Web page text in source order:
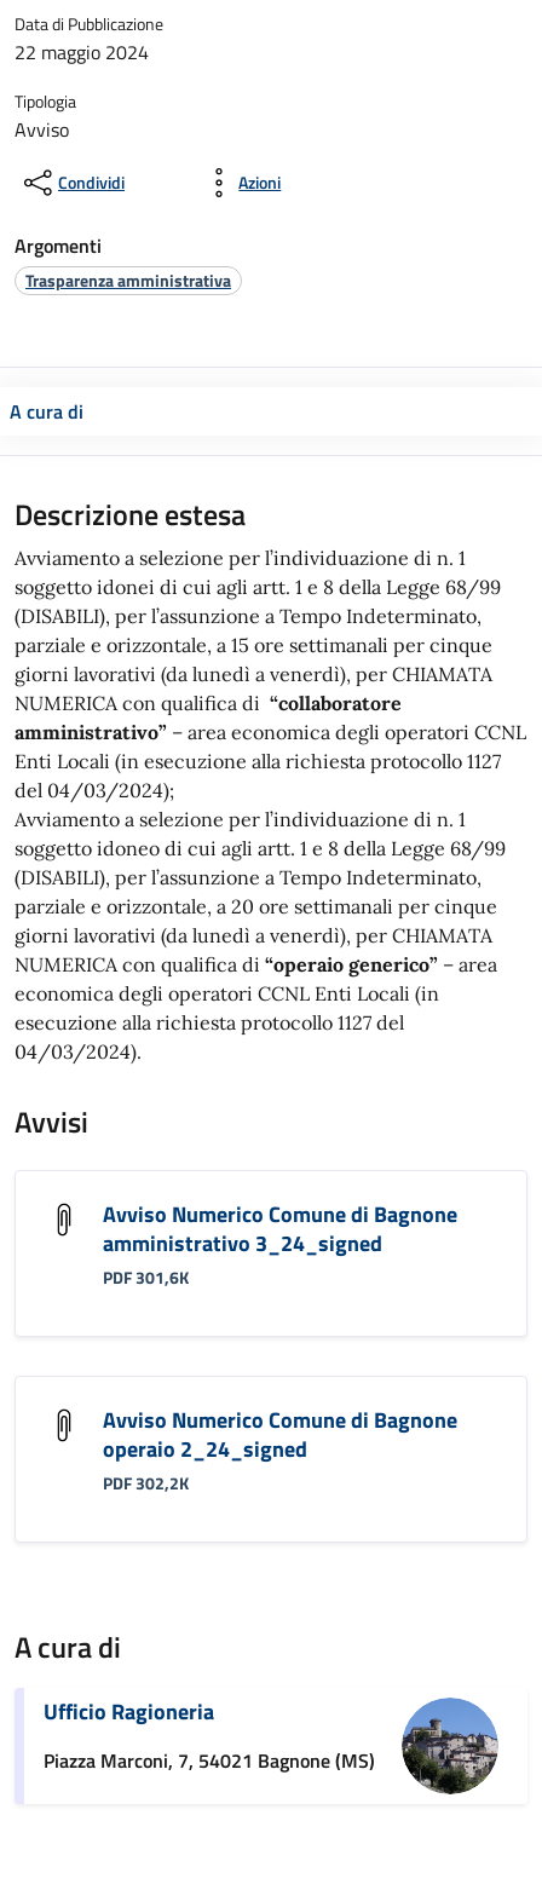
Data di Pubblicazione
22 maggio 2024
Tipologia
Avviso
Condividi Azioni
Argomenti
Trasparenza amministrativa
A cura di
Descrizione estesa
Avviamento a selezione per l’individuazione di n. 1
soggetto idonei di cui agli artt. 1 e 8 della Legge 68/99
(DISABILI), per l’assunzione a Tempo Indeterminato,
parziale e orizzontale, a 15 ore settimanali per cinque
giorni lavorativi (da lunedì a venerdì), per CHIAMATA
NUMERICA con qualifica di “collaboratore
amministrativo” – area economica degli operatori CCNL
Enti Locali (in esecuzione alla richiesta protocollo 1127
del 04/03/2024);
Avviamento a selezione per l’individuazione di n. 1
soggetto idoneo di cui agli artt. 1 e 8 della Legge 68/99
(DISABILI), per l’assunzione a Tempo Indeterminato,
parziale e orizzontale, a 20 ore settimanali per cinque
giorni lavorativi (da lunedì a venerdì), per CHIAMATA
NUMERICA con qualifica di “operaio generico” – area
economica degli operatori CCNL Enti Locali (in
esecuzione alla richiesta protocollo 1127 del
04/03/2024).
Avvisi
Avviso Numerico Comune di Bagnone
amministrativo 3_24_signed
PDF 301,6K
Avviso Numerico Comune di Bagnone
operaio 2_24_signed
PDF 302,2K
A cura di
Ufficio Ragioneria
Piazza Marconi, 7, 54021 Bagnone (MS)